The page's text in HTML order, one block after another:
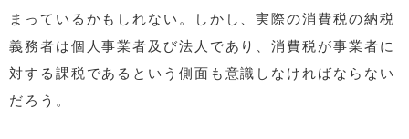
まっているかもしれない。しかし、実際の消費税の納税
義務者は個人事業者及び法人であり、消費税が事業者に
対する課税であるという側面も意識しなければならない
だろう。